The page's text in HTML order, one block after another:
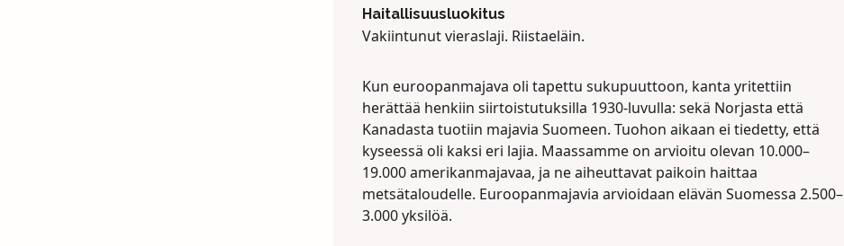
Haitallisuusluokitus
Vakiintunut vieraslaji. Riistaeläin.
Kun euroopanmajava oli tapettu sukupuuttoon, kanta yritettiin
herättää henkiin siirtoistutuksilla 1930-luvulla: sekä Norjasta että
Kanadasta tuotiin majavia Suomeen. Tuohon aikaan ei tiedetty, että
kyseessä oli kaksi eri lajia. Maassamme on arvioitu olevan 10.000–
19.000 amerikanmajavaa, ja ne aiheuttavat paikoin haittaa
metsätaloudelle. Euroopanmajavia arvioidaan elävän Suomessa 2.500–
3.000 yksilöä.